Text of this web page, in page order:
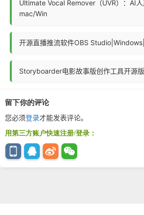
Ultimate Vocal Remover（UVR）：AI
mac/Win
开源直播推流软件OBS
Storyboarder电影故事版创作工具开源
留下你的评论
您必须登录才能发表评论。
用第三方账户快速注册/登录：